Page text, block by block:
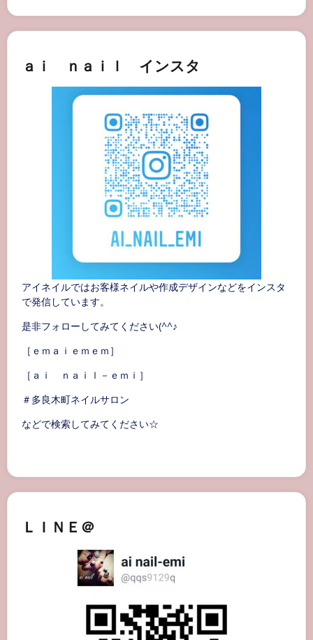
ａｉ ｎａｉｌ インスタ
アイネイルではお客様ネイルや作成デザインなどをインスタ
で発信しています。
是非フォローしてみてください(^^♪
［ｅｍａｉｅｍｅｍ］
［ａｉ ｎａｉｌ－ｅｍｉ］
＃多良木町ネイルサロン
などで検索してみてください☆
ＬＩＮＥ＠